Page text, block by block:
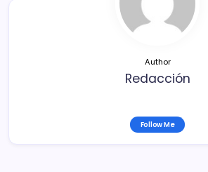
Author
Redacción
Follow Me